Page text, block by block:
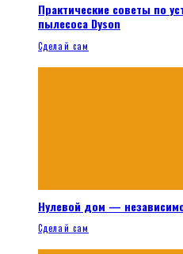
Практические советы по
пылесоса Dyson
Сделай сам
Нулевой дом —
Сделай сам